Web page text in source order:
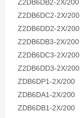
Z2DB6DB2-2X/200
Z2DB6DC2-2X/200
Z2DB6DD2-2X/200
Z2DB6DB3-2X/200
Z2DB6DC3-2X/200
Z2DB6DD3-2X/200
ZDB6DP1-2X/200
ZDB6DA1-2X/200
ZDB6DB1-2X/200